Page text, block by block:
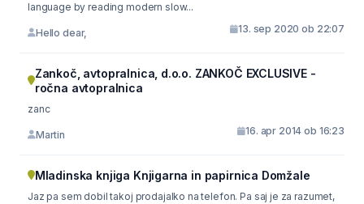
language by reading modern slow...
Hello dear, 13. sep 2020 ob 22:07
Zankoč, avtopralnica, d.o.o. ZANKOČ EXCLUSIVE -
ročna avtopralnica
zanc
Martin 16. apr 2014 ob 16:23
Mladinska knjiga Knjigarna in papirnica Domžale
Jaz pa sem dobil takoj prodajalko na telefon. Pa saj je za razumet,